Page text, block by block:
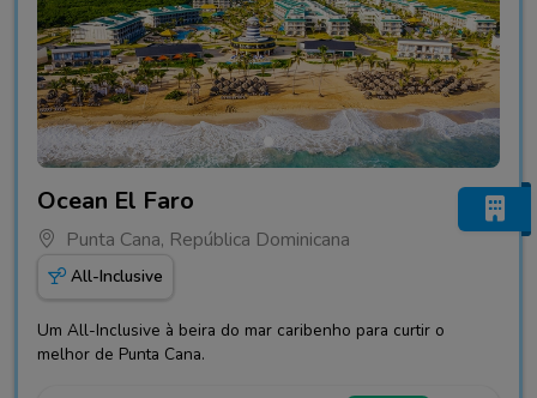
Ocean El Faro
Punta Cana, República Dominicana
All-Inclusive
Um All-Inclusive à beira do mar caribenho para curtir o
melhor de Punta Cana.